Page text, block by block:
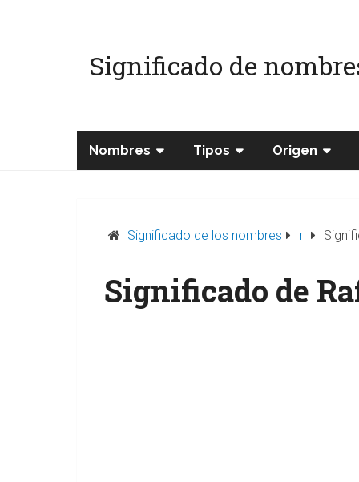
Significado de
Nombres Tipos Origen
Significado de los nombres r
Significado de